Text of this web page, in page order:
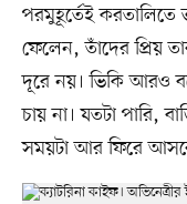
পরমুহূর্তেই করতালিতে
ফেলেন, তাঁদের প্রিয়
দূরে নয়। ভিকি আরও
চায় না। যতটা পারি,
সময়টা আর ফিরে